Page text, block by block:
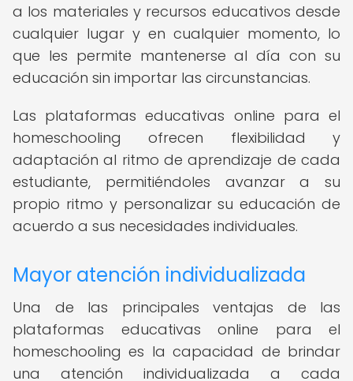
a los materiales y recursos educativos desde
cualquier lugar y en cualquier momento, lo
que les permite mantenerse al día con su
educación sin importar las circunstancias.
Las plataformas educativas online para el
homeschooling ofrecen flexibilidad y
adaptación al ritmo de aprendizaje de cada
estudiante, permitiéndoles avanzar a su
propio ritmo y personalizar su educación de
acuerdo a sus necesidades individuales.
Mayor atención individualizada
Una de las principales ventajas de las
plataformas educativas online para el
homeschooling es la capacidad de brindar
una atención individualizada a cada